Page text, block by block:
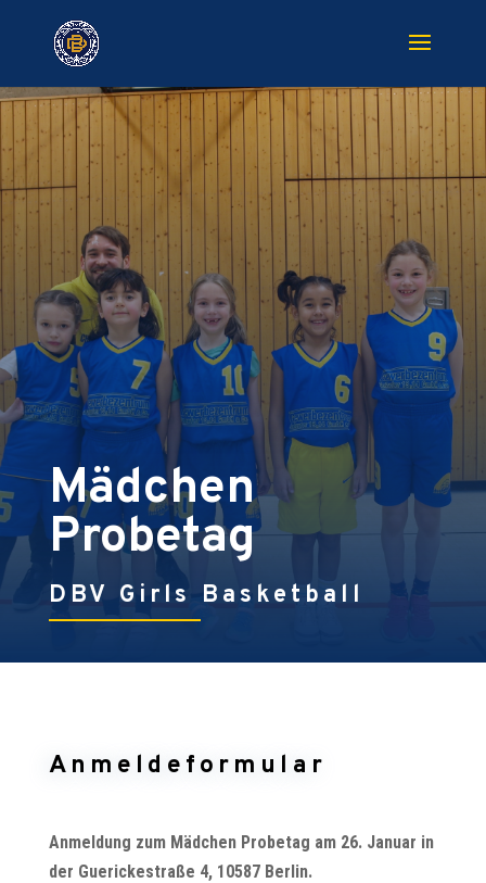
Mädchen
Probetag
DBV Girls Basketball
Anmeldeformular
Anmeldung zum Mädchen Probetag am 26. Januar in
der Guerickestraße 4, 10587 Berlin.